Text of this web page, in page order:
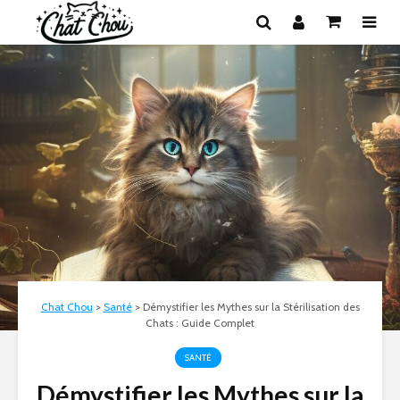
Chat Chou > Santé> Démystifier les Mythes sur la Stérilisation des
Chats : Guide Complet
SANTÉ